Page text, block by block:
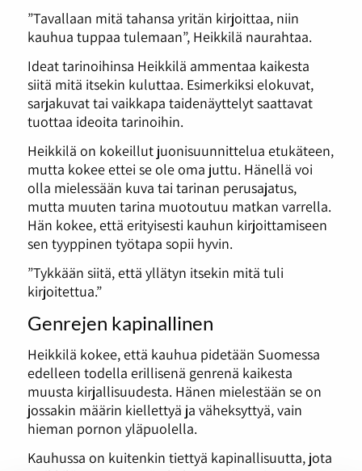
”Tavallaan mitä tahansa yritän kirjoittaa, niin
kauhua tuppaa tulemaan”, Heikkilä naurahtaa.
Ideat tarinoihinsa Heikkilä ammentaa kaikesta
siitä mitä itsekin kuluttaa. Esimerkiksi elokuvat,
sarjakuvat tai vaikkapa taidenäyttelyt saattavat
tuottaa ideoita tarinoihin.
Heikkilä on kokeillut juonisuunnittelua etukäteen,
mutta kokee ettei se ole oma juttu. Hänellä voi
olla mielessään kuva tai tarinan perusajatus,
mutta muuten tarina muotoutuu matkan varrella.
Hän kokee, että erityisesti kauhun kirjoittamiseen
sen tyyppinen työtapa sopii hyvin.
”Tykkään siitä, että yllätyn itsekin mitä tuli
kirjoitettua.”
Genrejen kapinallinen
Heikkilä kokee, että kauhua pidetään Suomessa
edelleen todella erillisenä genrenä kaikesta
muusta kirjallisuudesta. Hänen mielestään se on
jossakin määrin kiellettyä ja väheksyttyä, vain
hieman pornon yläpuolella.
Kauhussa on kuitenkin tiettyä kapinallisuutta, jota